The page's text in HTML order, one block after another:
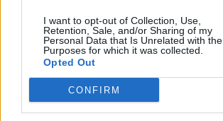
I want to opt-out of Collection, Use,
Retention, Sale, and/or Sharing of my
Personal Data that Is Unrelated with the
Purposes for which it was collected.
Opted Out
CONFIRM